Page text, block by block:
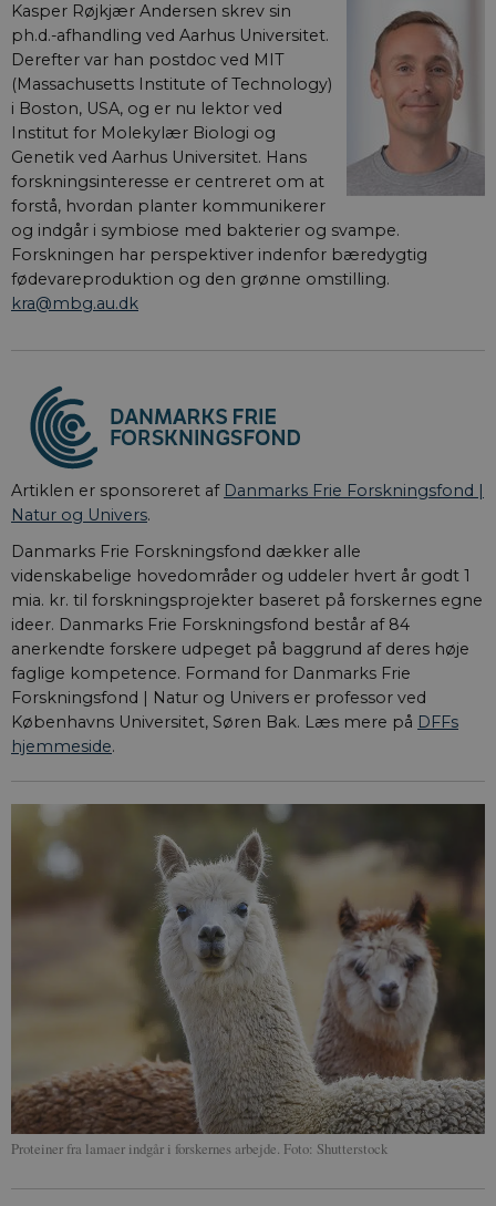
Kasper Røjkjær Andersen skrev sin
ph.d.-afhandling ved Aarhus Universitet.
Derefter var han postdoc ved MIT
(Massachusetts Institute of Technology)
i Boston, USA, og er nu lektor ved
Institut for Molekylær Biologi og
Genetik ved Aarhus Universitet. Hans
forskningsinteresse er centreret om at
forstå, hvordan planter kommunikerer
og indgår i symbiose med bakterier og svampe.
Forskningen har perspektiver indenfor bæredygtig
fødevareproduktion og den grønne omstilling.
kra@mbg.au.dk
Artiklen er sponsoreret af Danmarks Frie Forskningsfond |
Natur og Univers.
Danmarks Frie Forskningsfond dækker alle
videnskabelige hovedområder og uddeler hvert år godt 1
mia. kr. til forskningsprojekter baseret på forskernes egne
ideer. Danmarks Frie Forskningsfond består af 84
anerkendte forskere udpeget på baggrund af deres høje
faglige kompetence. Formand for Danmarks Frie
Forskningsfond | Natur og Univers er professor ved
Københavns Universitet, Søren Bak. Læs mere på DFFs
hjemmeside.
Proteiner fra lamaer indgår i forskernes arbejde. Foto: Shutterstock